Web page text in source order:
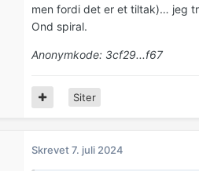
men fordi det er et tiltak)… jeg
Ond spiral.
Anonymkode: 3cf29...f67
Siter
Skrevet7. juli 2024